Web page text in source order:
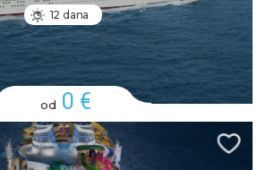
12 dana
od 0 €